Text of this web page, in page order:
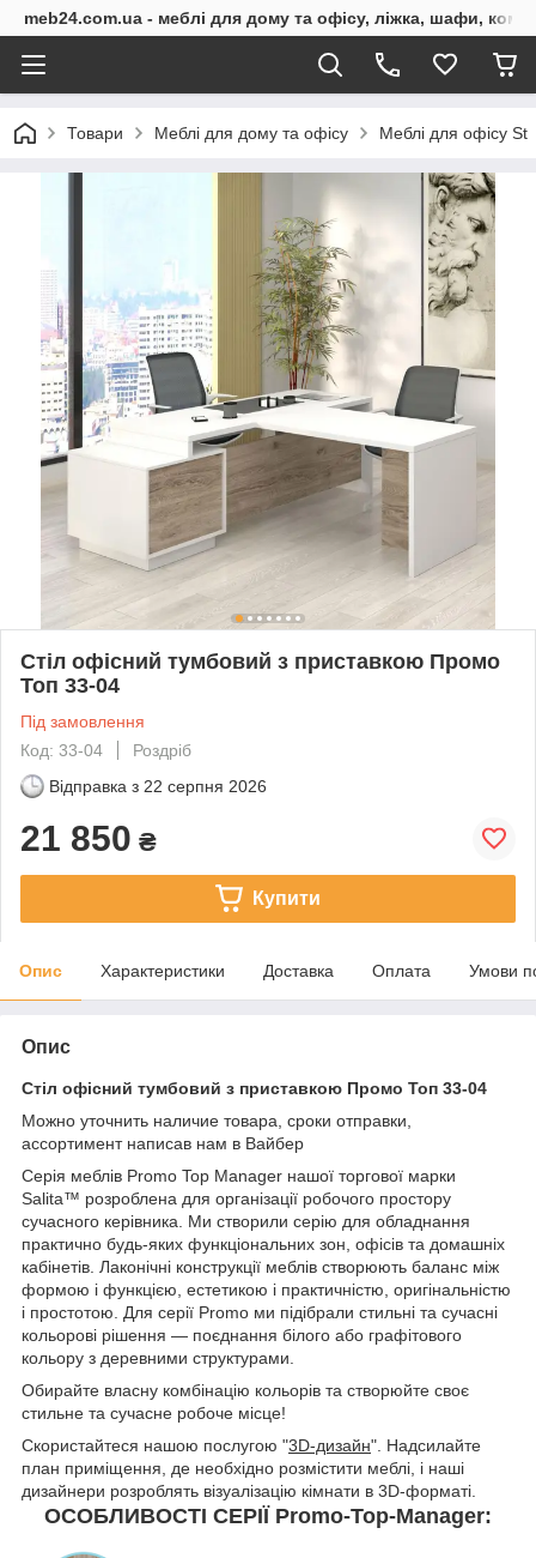
meb24.com.ua - меблі для дому та офісу, ліжка, шафи,
Товари Меблі для дому та офісу Меблі для офісу St
Стіл офісний тумбовий з приставкою Промо
Топ 33-04
Під замовлення
Код: 33-04
Роздріб
Відправка з 22 серпня 2026
21 850 ₴
Купити
Опис Характеристики Доставка Оплата Умови
Опис
Стіл офісний тумбовий з приставкою Промо Топ 33-04
Можно уточнить наличие товара, сроки отправки,
ассортимент написав нам в Вайбер
Серія меблів Promo Top Manager нашої торгової марки
Salita™ розроблена для організації робочого простору
сучасного керівника. Ми створили серію для обладнання
практично будь-яких функціональних зон, офісів та домашніх
кабінетів. Лаконічні конструкції меблів створюють баланс між
формою і функцією, естетикою і практичністю, оригінальністю
і простотою. Для серії Promo ми підібрали стильні та сучасні
кольорові рішення — поєднання білого або графітового
кольору з деревними структурами.
Обирайте власну комбінацію кольорів та створюйте своє
стильне та сучасне робоче місце!
Скористайтеся нашою послугою "3D-дизайн". Надсилайте
план приміщення, де необхідно розмістити меблі, і наші
дизайнери розроблять візуалізацію кімнати в 3D-форматі.
ОСОБЛИВОСТІ СЕРІЇ Promo-Top-Manager: